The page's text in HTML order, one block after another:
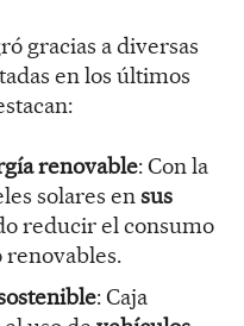
gracias a diversas
en los últimos
renovable: Con la
solares ensus
reducir el consumo
renovables.
: Caja